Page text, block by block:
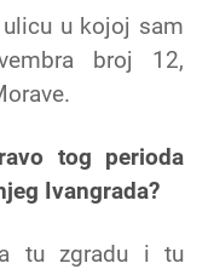
u kojoj sam
broj 12,
tog perioda
Ivangrada?
tu zgradu i tu